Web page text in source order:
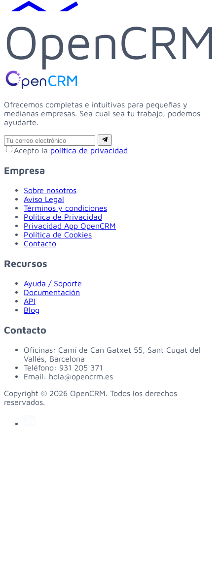
OpenCRM
Ofrecemos completas e intuitivas para pequeñas y
medianas empresas. Sea cual sea tu trabajo, podemos
ayudarte.
Email
Suscribirse
Acepto la política de privacidad
Empresa
Sobre nosotros
Aviso Legal
Términos y condiciones
Política de Privacidad
Privacidad App OpenCRM
Política de Cookies
Contacto
Recursos
Ayuda / Soporte
Documentación
API
Blog
Contacto
Oficinas: Camí de Can Gatxet 55, Sant Cugat del
Vallés, Barcelona
Teléfono: 931 205 371
Email: hola@opencrm.es
Copyright © 2026 OpenCRM. Todos los derechos
reservados.